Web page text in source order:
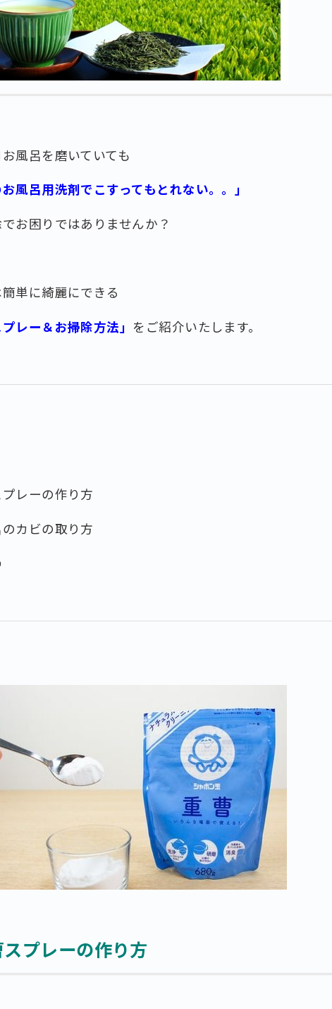
風呂を磨いていても
お風呂用洗剤でこすってもとれない。。」
お困りではありませんか？
単に綺麗にできる
プレー＆お掃除方法」 をご紹介いたします。
レーの作り方
カビの取り方
プレーの作り方